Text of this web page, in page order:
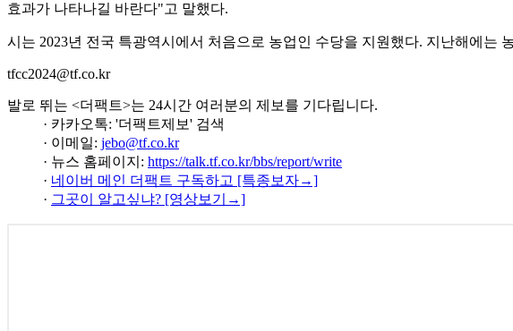
효과가 나타나길 바란다"고 말했다.
시는 2023년 전국 특광역시에서 처음으로 농업인 수당을 지원했다. 지난해에는
tfcc2024@tf.co.kr
발로 뛰는 <더팩트>는 24시간 여러분의 제보를 기다립니다.
· 카카오톡: '더팩트제보' 검색
· 이메일: jebo@tf.co.kr
· 뉴스 홈페이지: https://talk.tf.co.kr/bbs/report/write
· 네이버 메인 더팩트 구독하고 [특종보자→]
· 그곳이 알고싶냐? [영상보기→]